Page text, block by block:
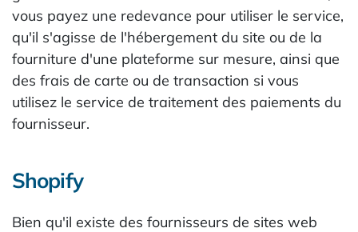
vous payez une redevance pour utiliser le service,
qu'il s'agisse de l'hébergement du site ou de la
fourniture d'une plateforme sur mesure, ainsi que
des frais de carte ou de transaction si vous
utilisez le service de traitement des paiements du
fournisseur.
Shopify
Bien qu'il existe des fournisseurs de sites web